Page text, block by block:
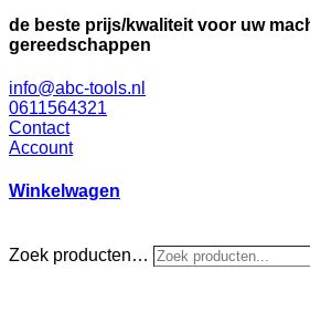
de beste prijs/kwaliteit voor uw
gereedschappen
info@abc-tools.nl
0611564321
Contact
Account
Winkelwagen
Zoek producten…